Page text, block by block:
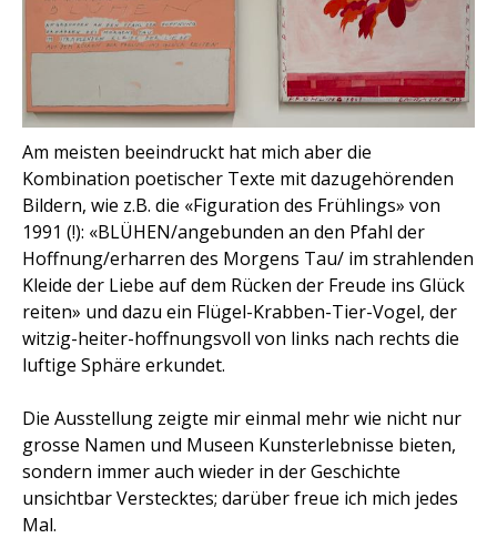
Am meisten beeindruckt hat mich aber die
Kombination poetischer Texte mit dazugehörenden
Bildern, wie z.B. die «Figuration des Frühlings» von
1991 (!): «BLÜHEN/angebunden an den Pfahl der
Hoffnung/erharren des Morgens Tau/ im strahlenden
Kleide der Liebe auf dem Rücken der Freude ins Glück
reiten» und dazu ein Flügel-Krabben-Tier-Vogel, der
witzig-heiter-hoffnungsvoll von links nach rechts die
luftige Sphäre erkundet.
Die Ausstellung zeigte mir einmal mehr wie nicht nur
grosse Namen und Museen Kunsterlebnisse bieten,
sondern immer auch wieder in der Geschichte
unsichtbar Verstecktes; darüber freue ich mich jedes
Mal.